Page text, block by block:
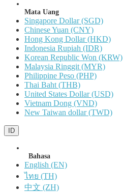
Mata Uang
Singapore Dollar (SGD)
Chinese Yuan (CNY)
Hong Kong Dollar (HKD)
Indonesia Rupiah (IDR)
Korean Republic Won (KRW)
Malaysia Ringgit (MYR)
Philippine Peso (PHP)
Thai Baht (THB)
United States Dollar (USD)
Vietnam Dong (VND)
New Taiwan dollar (TWD)
ID
Bahasa
English (EN)
ไทย (TH)
中文 (ZH)